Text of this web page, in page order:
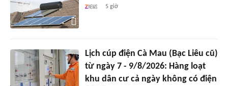
5 giờ
Lịch cúp điện Cà Mau (Bạc Liêu cũ)
từ ngày 7 - 9/8/2026: Hàng loạt
khu dân cư cả ngày không có điện